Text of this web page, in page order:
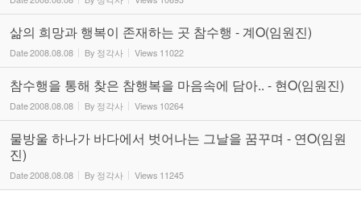
삶의 희망과 행복이 존재하는 곳 참수행 - 계O(임원진)
Date2008.08.08 By 정각사 Views 11022
참수행을 통해 찾은 참행복을 마음속에 담아.. - 현O(임원진)
Date2008.08.08 By 정각사 Views 10264
물방울 하나가 바다에서 벗어나는 그날을 꿈꾸며 - 연O(임원
진)
Date2008.08.08 By 정각사 Views 11245